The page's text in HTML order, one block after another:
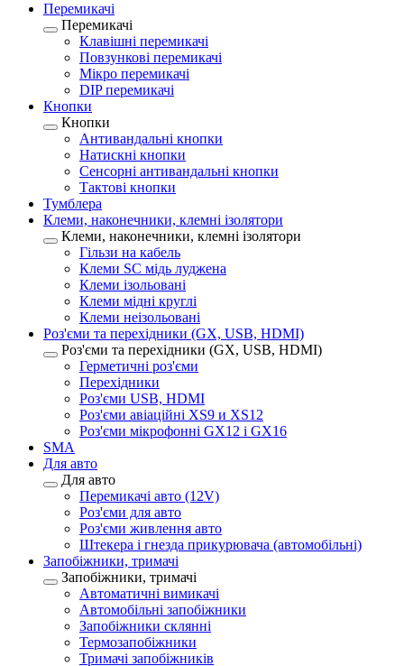
Перемикачі
Перемикачі
Клавішні перемикачі
Повзункові перемикачі
Мікро перемикачі
DIP перемикачі
Кнопки
Кнопки
Антивандальні кнопки
Натискні кнопки
Сенсорні антивандальні кнопки
Тактові кнопки
Тумблера
Клеми, наконечники, клемні ізолятори
Клеми, наконечники, клемні ізолятори
Гільзи на кабель
Клеми SC мідь луджена
Клеми ізольовані
Клеми мідні круглі
Клеми неізольовані
Роз'єми та перехідники (GX, USB, HDMI)
Роз'єми та перехідники (GX, USB, HDMI)
Герметичні роз'єми
Перехідники
Роз'єми USB, HDMI
Роз'єми авіаційні XS9 и XS12
Роз'єми мікрофонні GX12 і GX16
SMA
Для авто
Для авто
Перемикачі авто (12V)
Роз'єми для авто
Роз'єми живлення авто
Штекера і гнезда прикурювача (автомобільні)
Запобіжники, тримачі
Запобіжники, тримачі
Автоматичні вимикачі
Автомобільні запобіжники
Запобіжники склянні
Термозапобіжники
Тримачі запобіжників